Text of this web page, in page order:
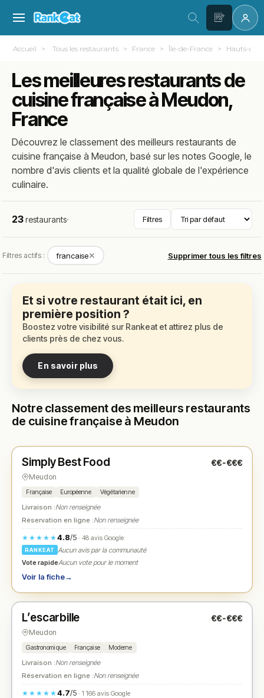
Accueil Tous les restaurants France Île-de-France Hauts-de-
Les meilleures restaurants de
cuisine française à Meudon,
France
Découvrez le classement des meilleurs restaurants de
cuisine française à Meudon, basé sur les notes Google, le
nombre d'avis clients et la qualité globale de l'expérience
culinaire.
23restaurants· Filtres
Filtres actifs : francaise✕ Supprimer tous les filtres
Et si votre restaurant était ici, en
première position ?
Boostez votre visibilité sur Rankeat et attirez plus de
clients près de chez vous.
En savoir plus
Notre classement des meilleurs restaurants
de cuisine française à Meudon
★ N° 1
Simply Best Food €€-€€€
Meudon
Française Européenne Végétarienne
Livraison :Non renseignée
Réservation en ligne :Non renseignée
★★★★★4.8/5· 48 avis Google
RANKEAT
Aucun avis par la communauté
Vote rapideAucun vote pour le moment
Voir la fiche→
★ N° 2
L’escarbille €€-€€€
Meudon
Gastronomique Française Moderne
Livraison :Non renseignée
Réservation en ligne :Non renseignée
★★★★★4.7/5· 1 166 avis Google